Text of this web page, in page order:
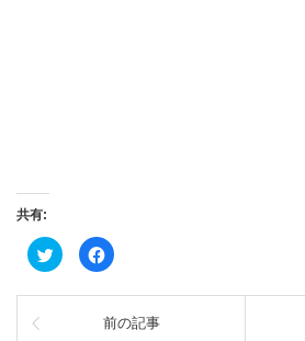
共有:
ク
リ
Facebook
で
る
に
前の記事